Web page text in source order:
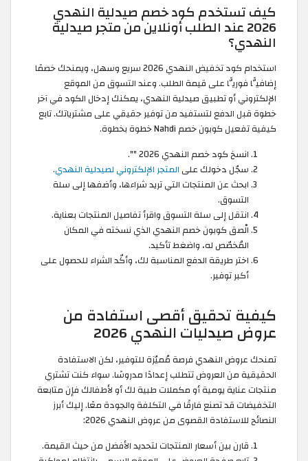
كيف تستخدم كود خصم صيدلية النهدي
2026 عند الطلب أونلاين من متجر صيدلية
النهدي؟
استخدام كود تخفيض النهدي 2026 سريع وسهل، ويمنحك خصمًا
إضافيًّا فوريًّا على قيمة الطلب. وعند التسوق من الموقع
الإلكتروني أو تطبيق صيدلية النهدي، يمكنك إدخال الكود في آخر
خطوة قبل الدفع لتستفيد من توفير حقيقي على مشترياتك. تابع
كيفية تفعيل كوبون خصم Nahdi خطوة بخطوة.
انسخ كود خصم النهدي 2026 "
".
سجّل دخولك على المتجر الإلكتروني لصيدلية النهدي.
ابحث عن المنتجات التي تريد شراءها، وأضفها إلى سلة
التسوق.
انتقل إلى سلة التسوق واقرأ تفاصيل المنتجات بعناية.
الْصق كوبون خصم النهدي الذي نسخته في المكان
المُخصّص له، واضغط تأكيد.
اختر طريقة الدفع المناسبة لك، وأكّد الشراء للحصول على
أكبر توفير.
كيفية تحقيق أقصى استفادة من
عروض صيدليات النهدي 2026
تمنحك عروض النهدي فرصة مُميّزة للتوفير، لكن الاستفادة
الحقيقية من العروض تتطلب إعدادًا مدروسًا. سواء كنت تشتري
منتجات عناية يومية أو مكملات طبية لك أو لأطفالك فإن متابعة
التخفيضات قد تصنع فارقًا في التكلفة والجودة معًا. إليك أبرز
النصائح للاستفادة القصوى من عروض النهدي 2026:
قارن بين أسعار المنتجات لتحديد الأفضل من حيث القيمة.